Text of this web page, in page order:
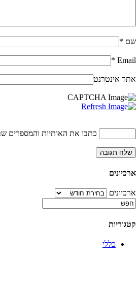
שם *
Email
*
אתר אינטרנט
כתבו את האותיות והמספרים
ארכיונים
ארכיונים
קטגוריות
כללי